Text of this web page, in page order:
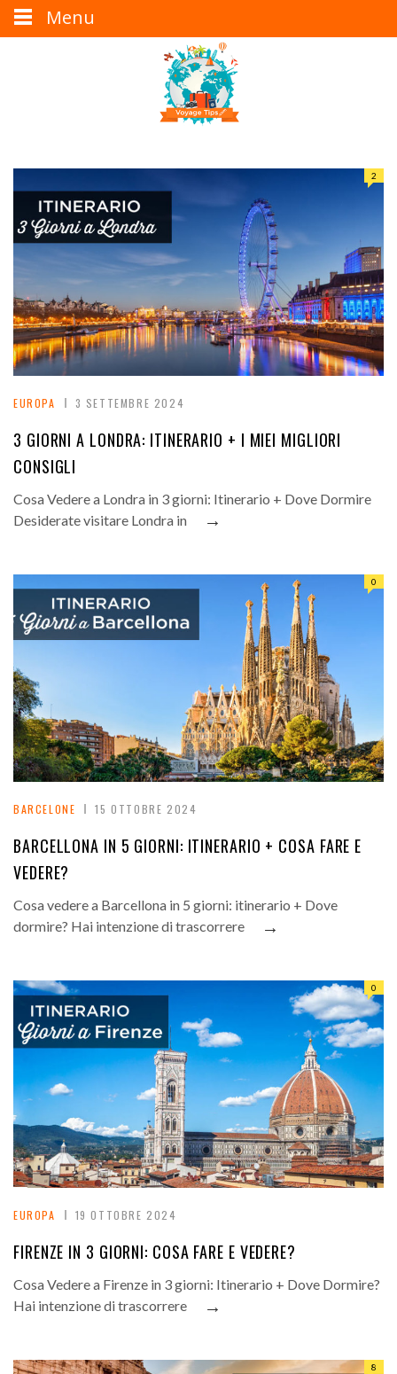
EUROPA 3 SETTEMBRE 2024
2
3 GIORNI A LONDRA: ITINERARIO + I MIEI MIGLIORI
CONSIGLI
Cosa Vedere a Londra in 3 giorni: Itinerario + Dove Dormire
Desiderate visitare Londra in
→
BARCELONE 15 OTTOBRE 2024
0
BARCELLONA IN 5 GIORNI: ITINERARIO + COSA FARE E
VEDERE?
Cosa vedere a Barcellona in 5 giorni: itinerario + Dove
dormire? Hai intenzione di trascorrere
→
EUROPA 19 OTTOBRE 2024
0
FIRENZE IN 3 GIORNI: COSA FARE E VEDERE?
Cosa Vedere a Firenze in 3 giorni: Itinerario + Dove Dormire?
Hai intenzione di trascorrere
→
8
Menu